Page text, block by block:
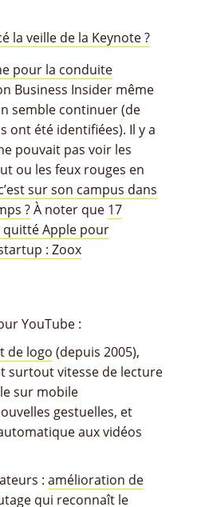
la veille de la Keynote ?
pour la conduite
Business Insider même
semble continuer (de
ont été identifiées). Il y a
pouvait pas voir les
ou les feux rouges en
sur son campus dans
?À noter que 17
Apple pour
: Zoox
YouTube :
de logo (depuis 2005),
surtout vitesse de lecture
sur mobile
gestuelles, et
aux vidéos
: amélioration de
qui reconnaît le